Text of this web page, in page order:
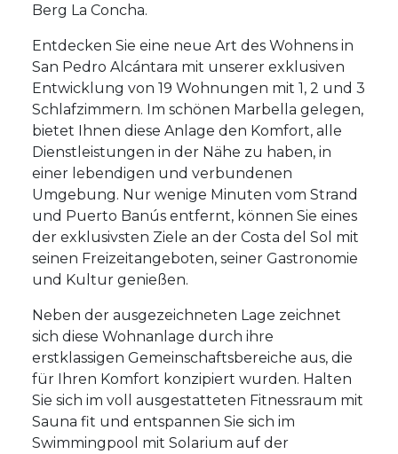
Berg La Concha.
Entdecken Sie eine neue Art des Wohnens in
San Pedro Alcántara mit unserer exklusiven
Entwicklung von 19 Wohnungen mit 1, 2 und 3
Schlafzimmern. Im schönen Marbella gelegen,
bietet Ihnen diese Anlage den Komfort, alle
Dienstleistungen in der Nähe zu haben, in
einer lebendigen und verbundenen
Umgebung. Nur wenige Minuten vom Strand
und Puerto Banús entfernt, können Sie eines
der exklusivsten Ziele an der Costa del Sol mit
seinen Freizeitangeboten, seiner Gastronomie
und Kultur genießen.
Neben der ausgezeichneten Lage zeichnet
sich diese Wohnanlage durch ihre
erstklassigen Gemeinschaftsbereiche aus, die
für Ihren Komfort konzipiert wurden. Halten
Sie sich im voll ausgestatteten Fitnessraum mit
Sauna fit und entspannen Sie sich im
Swimmingpool mit Solarium auf der